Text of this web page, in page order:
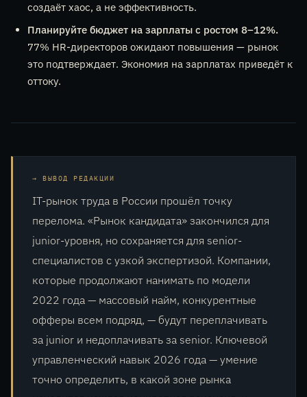
создаёт хаос, а не эффективность.
Планируйте бюджет на зарплаты с ростом 8–12%.
77% HR-директоров ожидают повышения — рынок
это подтверждает. Экономия на зарплатах приведёт к
оттоку.
ВЫВОД РЕДАКЦИИ
IT-рынок труда в России прошёл точку
перелома. «Рынок кандидата» закончился для
junior-уровня, но сохраняется для senior-
специалистов с узкой экспертизой. Компании,
которые продолжают нанимать по модели
2022 года — массовый найм, конкурентные
офферы всем подряд, — будут переплачивать
за junior и недоплачивать за senior. Ключевой
управленческий навык 2026 года — умение
точно определить, в какой зоне рынка